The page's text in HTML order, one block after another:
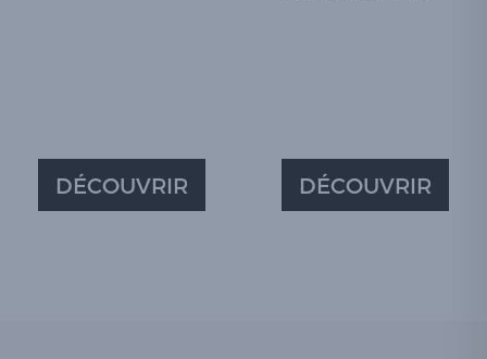
DÉCOUVRIR DÉCOUVRIR